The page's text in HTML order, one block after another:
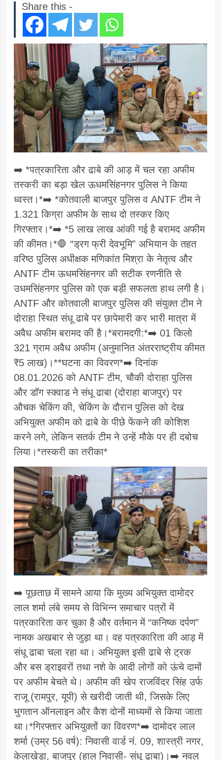
Share this -
➡️ *पत्रकारिता और ढाबे की आड़ में चल रहा अफीम
तस्करी का बड़ा खेल ऊधमसिंहनगर पुलिस ने किया
ध्वस्त।*➡️ *कोतवाली बाजपुर पुलिस व ANTF टीम ने
1.321 किग्रा अफीम के साथ दो तस्कर किए
गिरफ्तार।*➡️ *5 लाख लाख आंकी गई है बरामद अफीम
की कीमत।*🛑 “ड्रग फ्री देवभूमि” अभियान के तहत
वरिष्ठ पुलिस अधीक्षक मणिकांत मिश्रा के नेतृत्व और
ANTF टीम ऊधमसिंहनगर की सटीक रणनीति से
उधमसिंहनगर पुलिस को एक बड़ी सफलता हाथ लगी है।
ANTF और कोतवाली बाजपुर पुलिस की संयुक्त टीम ने
दोराहा स्थित संधू ढाबे पर छापेमारी कर भारी मात्रा में
अवैध अफीम बरामद की है।*बरामदगी:*➡️ 01 किलो
321 ग्राम अवैध अफीम (अनुमानित अंतरराष्ट्रीय कीमत
₹5 लाख)।**घटना का विवरण*➡️ दिनांक
08.01.2026 को ANTF टीम, चौकी दोराहा पुलिस
और डॉग स्क्वाड ने संधू ढाबा (दोराहा बाजपुर) पर
औचक चेकिंग की, चेकिंग के दौरान पुलिस को देख
अभियुक्त अफीम को ढाबे के पीछे फेंकने की कोशिश
करने लगे, लेकिन सतर्क टीम ने उन्हें मौके पर ही दबोच
लिया।*तस्करी का तरीका*
➡️ पूछताछ में सामने आया कि मुख्य अभियुक्त दामोदर
लाल शर्मा लंबे समय से विभिन्न समाचार पत्रों में
पत्रकारिता कर चुका है और वर्तमान में “कनिष्क दर्पण”
नामक अखबार से जुड़ा था। वह पत्रकारिता की आड़ में
संधू ढाबा चला रहा था। अभियुक्त इसी ढाबे से ट्रक
और बस ड्राइवरों तथा नशे के आदी लोगों को ऊंचे दामों
पर अफीम बेचते थे। अफीम की खेप राजविंदर सिंह उर्फ
राजू (रामपुर, यूपी) से खरीदी जाती थी, जिसके लिए
भुगतान ऑनलाइन और कैश दोनों माध्यमों से किया जाता
था।*गिरफ्तार अभियुक्तों का विवरण*➡️ दामोदर लाल
शर्मा (उम्र 56 वर्ष): निवासी वार्ड नं. 09, शास्त्री नगर,
केलाखेड़ा, बाजपुर (हाल निवासी- संधू ढाबा)।➡️ नवल